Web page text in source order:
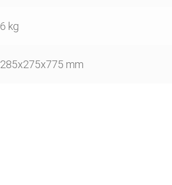
6 kg
285x275x775 mm